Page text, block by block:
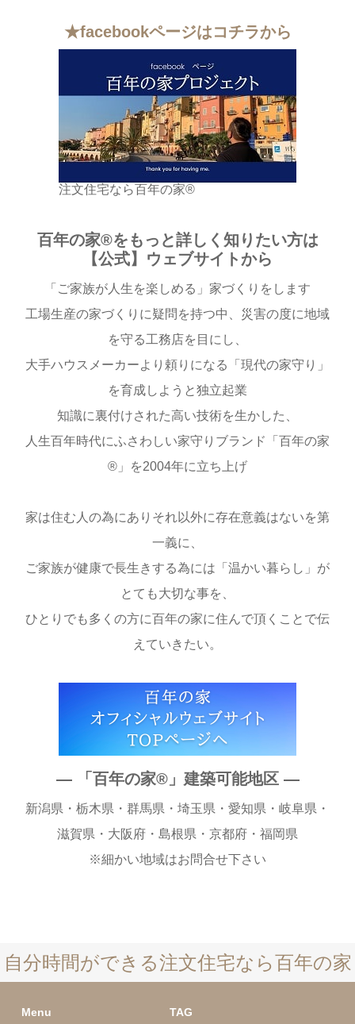
★facebookページはコチラから
注文住宅なら百年の家®︎
百年の家®︎をもっと詳しく知りたい方は
【公式】ウェブサイトから
「ご家族が人生を楽しめる」家づくりをします
工場生産の家づくりに疑問を持つ中、災害の度に地域
を守る工務店を目にし、
大手ハウスメーカーより頼りになる「現代の家守り」
を育成しようと独立起業
知識に裏付けされた高い技術を生かした、
人生百年時代にふさわしい家守りブランド「百年の家
®︎」を2004年に立ち上げ
家は住む人の為にありそれ以外に存在意義はないを第
一義に、
ご家族が健康で長生きする為には「温かい暮らし」が
とても大切な事を、
ひとりでも多くの方に百年の家に住んで頂くことで伝
えていきたい。
― 「百年の家®︎」建築可能地区 ―
新潟県・栃木県・群馬県・埼玉県・愛知県・岐阜県・
滋賀県・大阪府・島根県・京都府・福岡県
※細かい地域はお問合せ下さい
自分時間ができる注文住宅なら百年の家
Menu TAG